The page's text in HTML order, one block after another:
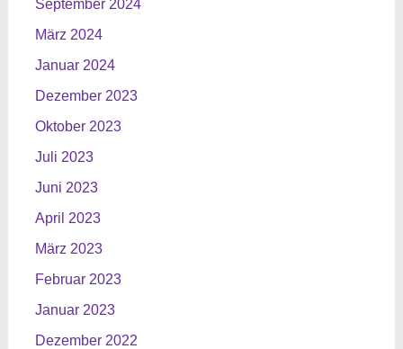
September 2024
März 2024
Januar 2024
Dezember 2023
Oktober 2023
Juli 2023
Juni 2023
April 2023
März 2023
Februar 2023
Januar 2023
Dezember 2022